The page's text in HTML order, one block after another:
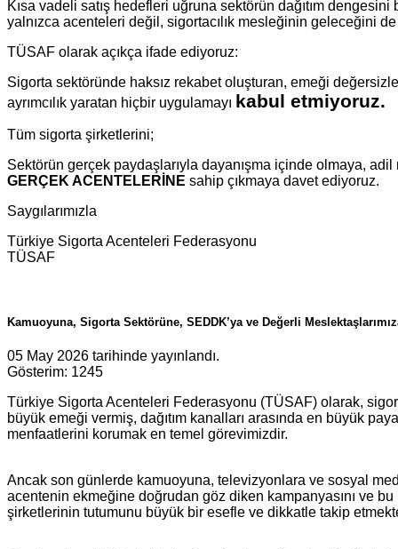
Kısa vadeli satış hedefleri uğruna sektörün dağıtım
yalnızca acenteleri değil, sigortacılık mesleğinin geleceğini
TÜSAF olarak açıkça ifade ediyoruz:
Sigorta sektöründe haksız rekabet oluşturan, emeği
ayrımcılık yaratan hiçbir uygulamayı kabul etmiyoruz.
Tüm sigorta şirketlerini;
Sektörün gerçek paydaşlarıyla dayanışma içinde olmaya,
GERÇEK ACENTELERİNE sahip çıkmaya davet ediyoruz.
Saygılarımızla
Türkiye Sigorta Acenteleri Federasyonu
TÜSAF
Kamuoyuna, Sigorta Sektörüne, SEDDK’ya ve Değerli
05 May 2026 tarihinde yayınlandı.
Gösterim: 1245
Türkiye Sigorta Acenteleri Federasyonu (TÜSAF) olarak,
büyük emeği vermiş, dağıtım kanalları arasında en büyük
menfaatlerini korumak en temel görevimizdir.
Ancak son günlerde kamuoyuna, televizyonlara ve sosyal
acentenin ekmeğine doğrudan göz diken kampanyasını ve
şirketlerinin tutumunu büyük bir esefle ve dikkatle takip